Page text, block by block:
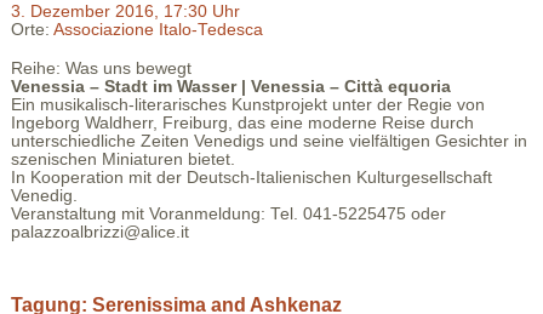
3. Dezember 2016, 17:30 Uhr
Orte: Associazione Italo-Tedesca
Reihe: Was uns bewegt
Venessia – Stadt im Wasser | Venessia – Città equoria
Ein musikalisch-literarisches Kunstprojekt unter der Regie von
Ingeborg Waldherr, Freiburg, das eine moderne Reise durch
unterschiedliche Zeiten Venedigs und seine vielfältigen Gesichter in
szenischen Miniaturen bietet.
In Kooperation mit der Deutsch-Italienischen Kulturgesellschaft
Venedig.
Veranstaltung mit Voranmeldung: Tel. 041-5225475 oder
palazzoalbrizzi@alice.it
Tagung: Serenissima and Ashkenaz